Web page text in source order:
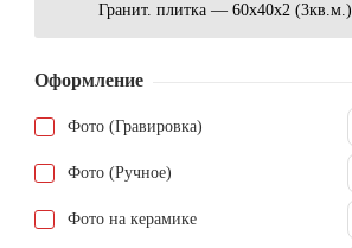
Гранит. плитка — 60x40x2 (3кв.м.)
Оформление
Фото (Гравировка)
Фото (Ручное)
Фото на керамике